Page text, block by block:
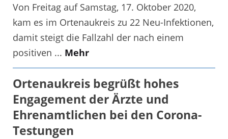
Von Freitag auf Samstag, 17. Oktober 2020,
kam es im Ortenaukreis zu 22 Neu-Infektionen,
damit steigt die Fallzahl der nach einem
positiven ... Mehr
Ortenaukreis begrüßt hohes
Engagement der Ärzte und
Ehrenamtlichen bei den Corona-
Testungen